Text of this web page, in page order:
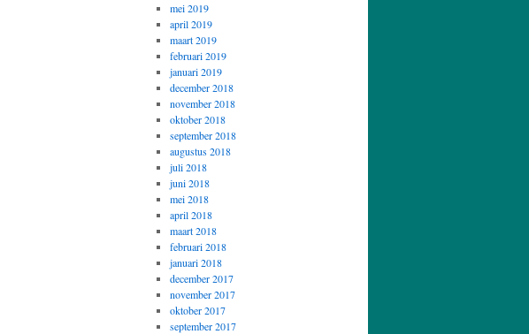
mei 2019
april 2019
maart 2019
februari 2019
januari 2019
december 2018
november 2018
oktober 2018
september 2018
augustus 2018
juli 2018
juni 2018
mei 2018
april 2018
maart 2018
februari 2018
januari 2018
december 2017
november 2017
oktober 2017
september 2017